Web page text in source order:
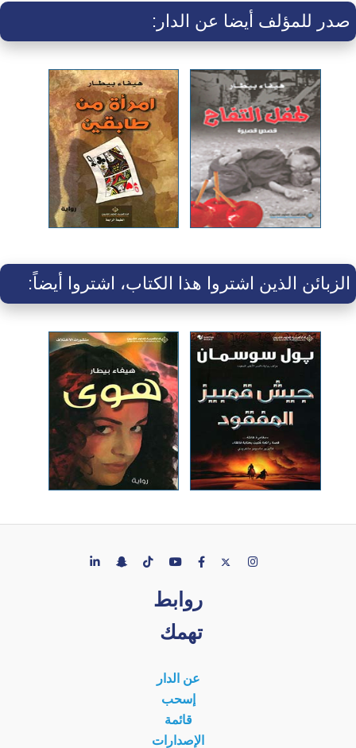
صدر للمؤلف أيضا عن الدار:
الزبائن الذين اشتروا هذا الكتاب، اشتروا أيضاً:
روابط
تهمك
عن الدار
إسحب
قائمة
الإصدارات